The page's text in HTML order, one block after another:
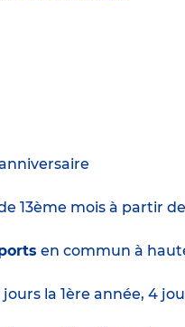
13ème mois à partir
en commun à
jours la 1ère année, 4